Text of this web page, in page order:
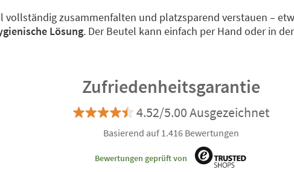
zusammenfalten und platzsparend verstauen –
Lösung. Der Beutel kann einfach per Hand oder in
Zufriedenheitsgarantie
4.52/5.00 Ausgezeichnet
Basierend auf 1.416 Bewertungen
Bewertungen geprüft von